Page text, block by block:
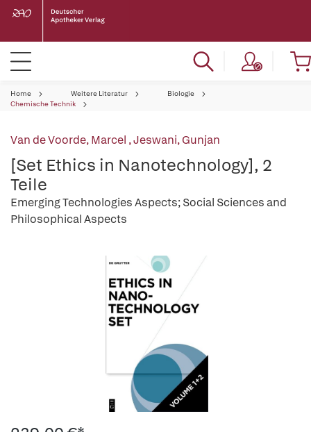
Home Weitere Literatur
Biologie
Chemische Technik
Van de Voorde, Marcel ,Jeswani, Gunjan
[Set Ethics in Nanotechnology], 2
Teile
Emerging Technologies Aspects; Social Sciences and
Philosophical Aspects